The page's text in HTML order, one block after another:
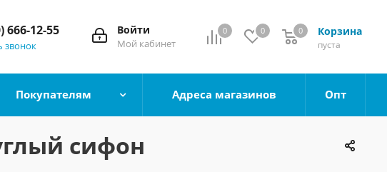
0 0 Корзина
0
пуста
0
Войти
Мой кабинет
666-12-55
звонок
Покупателям Адреса магазинов Опт
сифон